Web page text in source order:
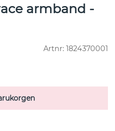
armband -
Artnr: 1824370001